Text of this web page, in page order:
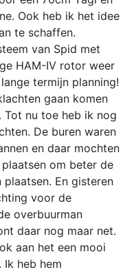
Ook heb ik het idee
te schaffen.
van Spid met
HAM-IV rotor weer
termijn planning!
gaan komen
nu toe heb ik nog
De buren waren
en daar mochten
om beter de
En gisteren
voor de
overbuurman
daar nog maar net.
aan het een mooi
Ik heb hem